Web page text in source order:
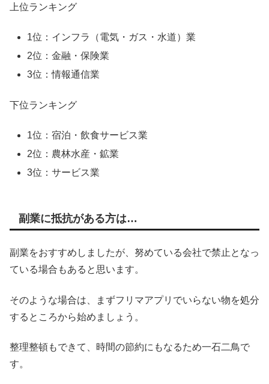
上位ランキング
1位：インフラ（電気・ガス・水道）業
2位：金融・保険業
3位：情報通信業
下位ランキング
1位：宿泊・飲食サービス業
2位：農林水産・鉱業
3位：サービス業
副業に抵抗がある方は…
副業をおすすめしましたが、努めている会社で禁止となっ
ている場合もあると思います。
そのような場合は、まずフリマアプリでいらない物を処分
するところから始めましょう。
整理整頓もできて、時間の節約にもなるため一石二鳥で
す。